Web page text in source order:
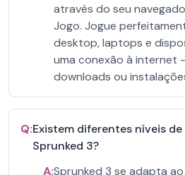
através do seu
Jogo. Jogue
desktop, laptops e
uma conexão à internet
downloads ou
Q:Existem diferentes níveis
Sprunked 3?
A:Sprunked 3 se adapta